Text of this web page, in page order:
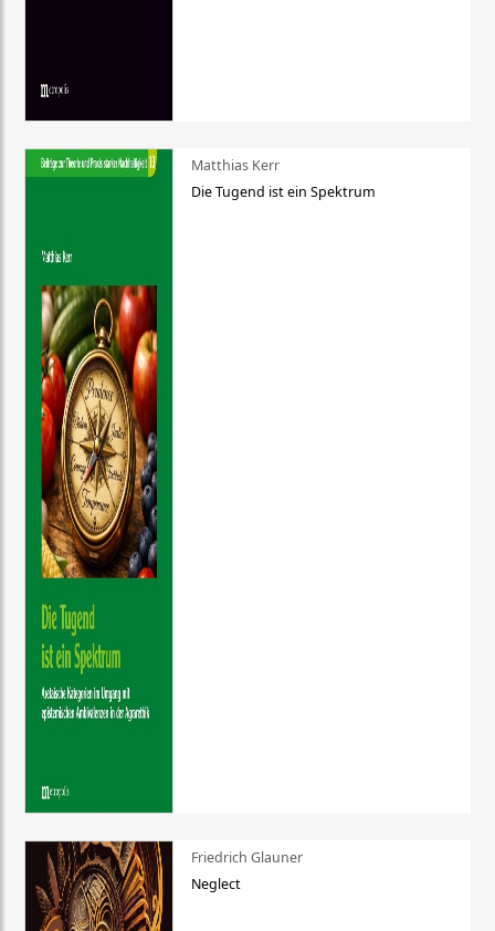
Matthias Kerr
Die Tugend ist ein Spektrum
Friedrich Glauner
Neglect